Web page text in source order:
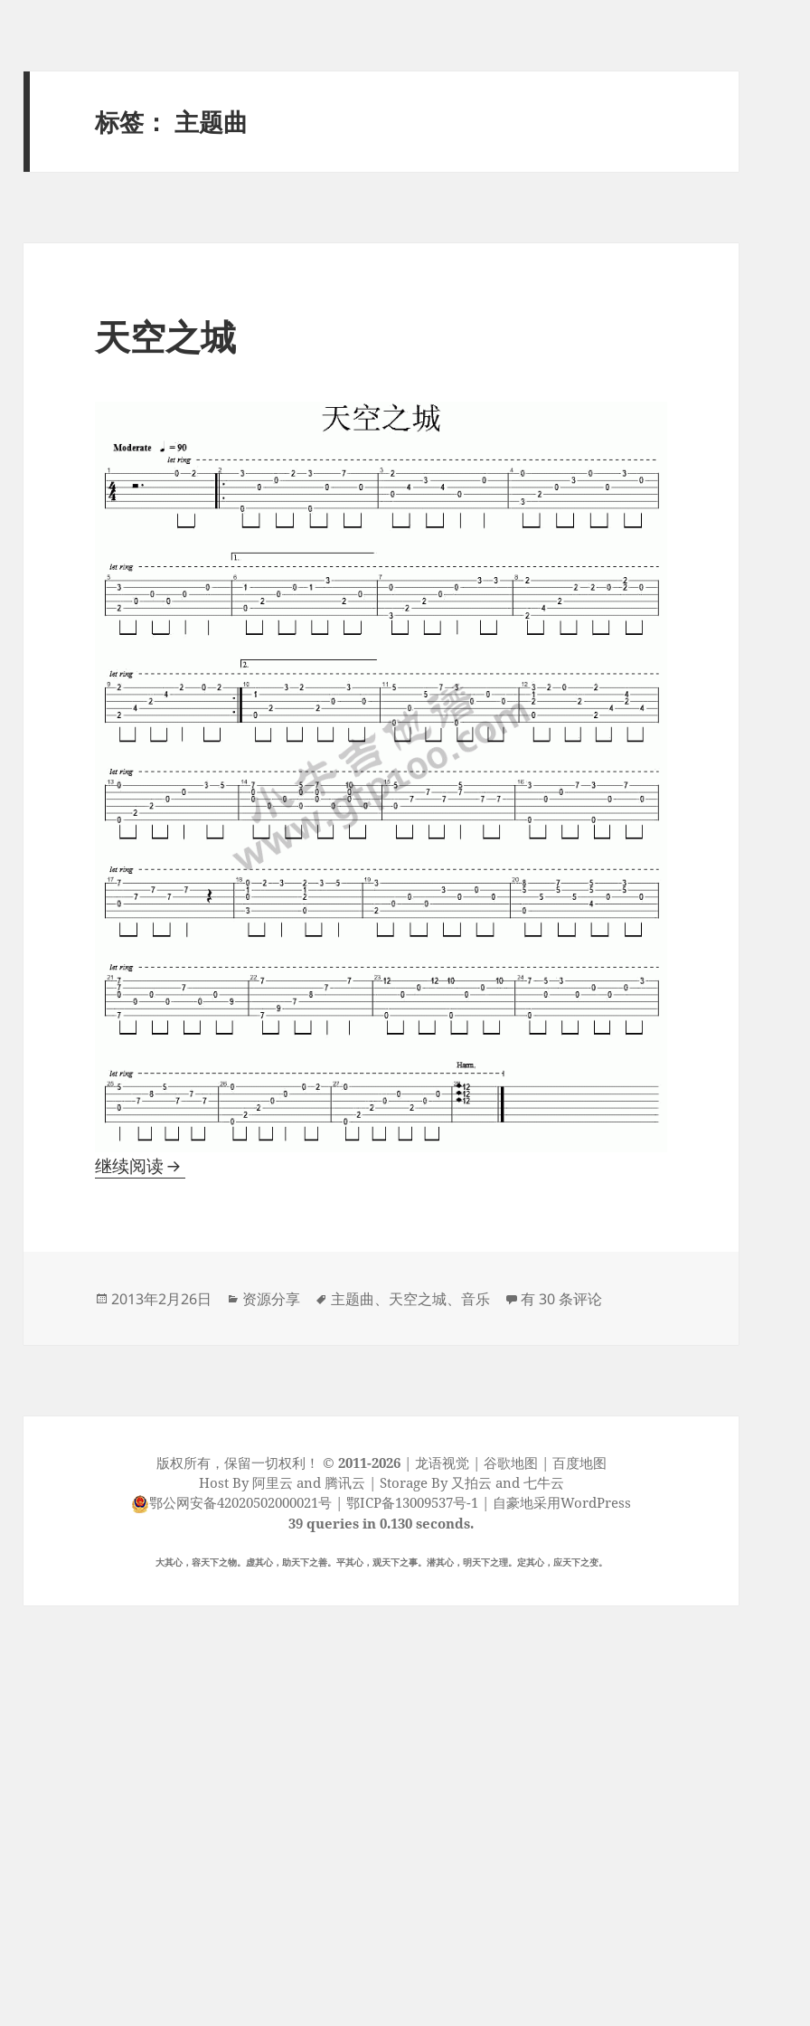
标签：主题曲
天空之城
继续阅读天空之城
发
2013年2月26日
分
资源分享
标
主题曲、 天空之城、音乐 天空之城
有 30 条评论
版权所有，保留一切权利！ © 2011-2026| 龙语视觉| 谷歌地图 | 百度地图
Host By 阿里云 and 腾讯云 | Storage By 又拍云 and 七牛云
鄂公网安备42020502000021号 |鄂ICP备13009537号-1 | 自豪地采用WordPress
39 queries in 0.130 seconds.
大其心，容天下之物。虚其心，助天下之善。平其心，观天下之事。潜其心，明天下之理。定其心，应天下之变。